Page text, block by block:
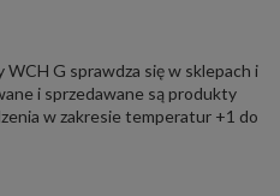
G sprawdza się w sklepach i
i sprzedawane są produkty
w zakresie temperatur +1 do